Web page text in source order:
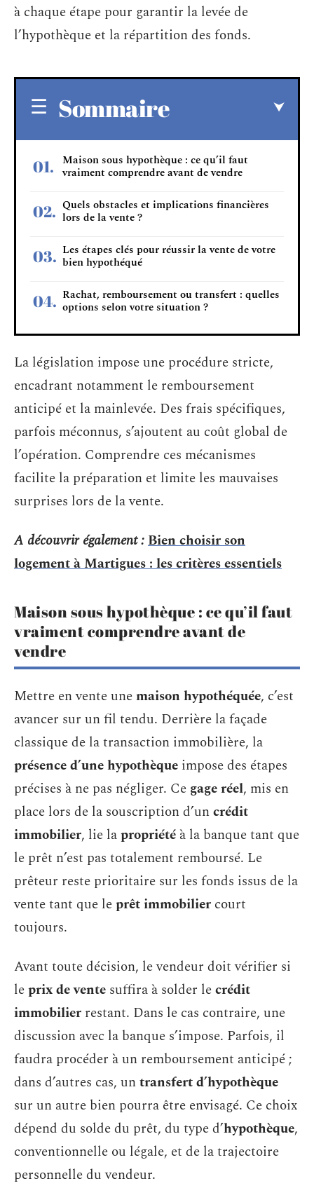
à chaque étape pour garantir la levée de
l’hypothèque et la répartition des fonds.
Sommaire
Maison sous hypothèque : ce qu’il faut
vraiment comprendre avant de vendre
Quels obstacles et implications financières
lors de la vente ?
Les étapes clés pour réussir la vente de votre
bien hypothéqué
Rachat, remboursement ou transfert : quelles
options selon votre situation ?
La législation impose une procédure stricte,
encadrant notamment le remboursement
anticipé et la mainlevée. Des frais spécifiques,
parfois méconnus, s’ajoutent au coût global de
l’opération. Comprendre ces mécanismes
facilite la préparation et limite les mauvaises
surprises lors de la vente.
A découvrir également :Bien choisir son
logement à Martigues : les critères essentiels
Maison sous hypothèque : ce qu’il faut
vraiment comprendre avant de
vendre
Mettre en vente unemaison hypothéquée, c’est
avancer sur un fil tendu. Derrière la façade
classique de la transaction immobilière, la
présence d’une hypothèque impose des étapes
précises à ne pas négliger. Ce gage réel, mis en
place lors de la souscription d’uncrédit
immobilier, lie lapropriété à la banque tant que
le prêt n’est pas totalement remboursé. Le
prêteur reste prioritaire sur les fonds issus de la
vente tant que leprêt immobilier court
toujours.
Avant toute décision, le vendeur doit vérifier si
leprix de vente suffira à solder lecrédit
immobilier restant. Dans le cas contraire, une
discussion avec la banque s’impose. Parfois, il
faudra procéder à un remboursement anticipé ;
dans d’autres cas, untransfert d’hypothèque
sur un autre bien pourra être envisagé. Ce choix
dépend du solde du prêt, du type d’hypothèque,
conventionnelle ou légale, et de la trajectoire
personnelle du vendeur.